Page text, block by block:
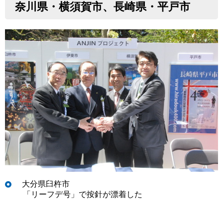
奈川県・横須賀市、長崎県・平戸市
大分県臼杵市
「リーフデ号」で按針が漂着した